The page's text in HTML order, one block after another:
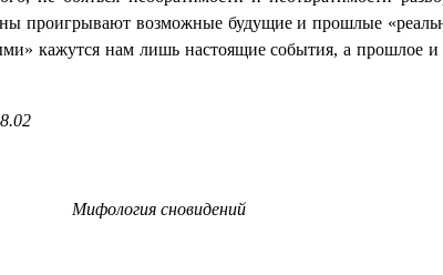
проигрывают возможные будущие и прошлые
кажутся нам лишь настоящие события, а прошлое
Мифология сновидений